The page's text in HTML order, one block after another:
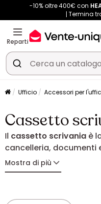
-10% oltre 400€ con
Termina
Reparti
Ufficio Accessori per
Cassetto
Il cassetto scrivania è
cancelleria, documenti
portata di mano,
sulla postazione di
Mostra di più